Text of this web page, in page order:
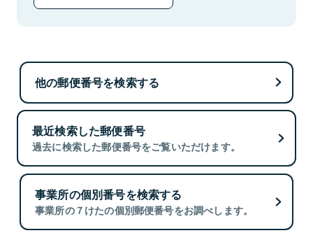
他の郵便番号を検索する
最近検索した郵便番号
過去に検索した郵便番号をご覧いただけます。
事業所の個別番号を検索する
事業所の７けたの個別郵便番号をお調べします。